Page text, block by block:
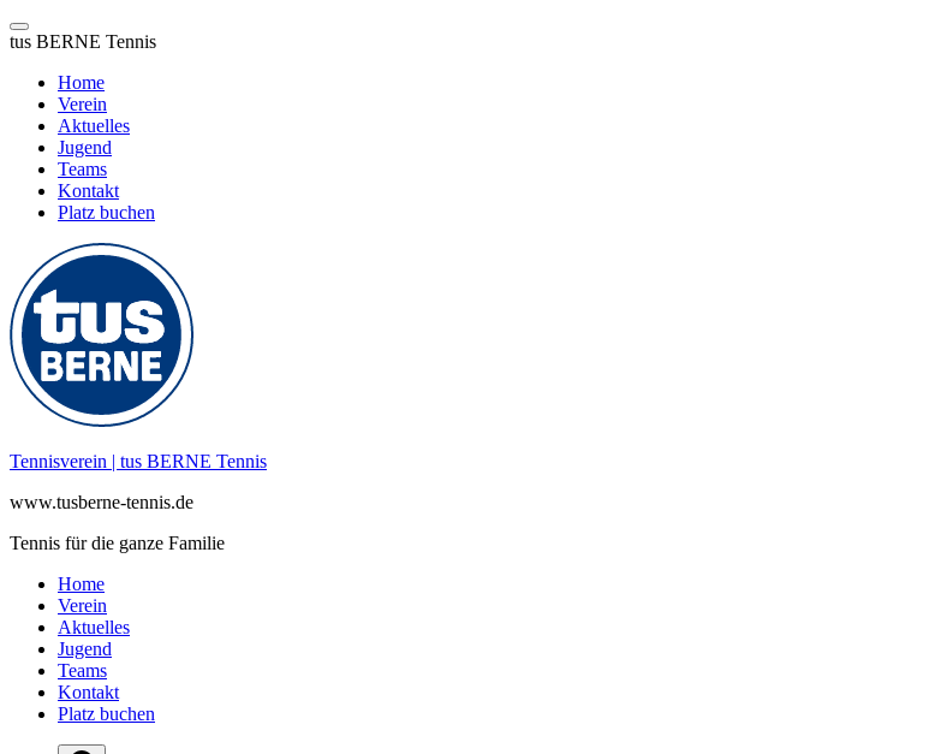
tus BERNE Tennis
Home
Verein
Aktuelles
Jugend
Teams
Kontakt
Platz buchen
Inhalt
springen
Tennisverein | tus BERNE Tennis
www.tusberne-tennis.de
Tennis für die ganze Familie
Home
Verein
Aktuelles
Jugend
Teams
Kontakt
Platz buchen